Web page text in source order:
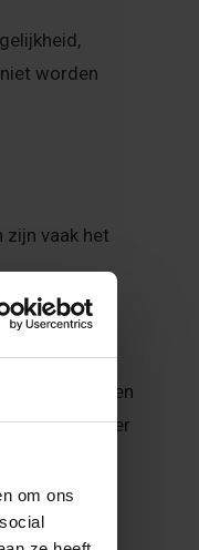
om ons
worden
vaak het
mee zit en
makkelijker